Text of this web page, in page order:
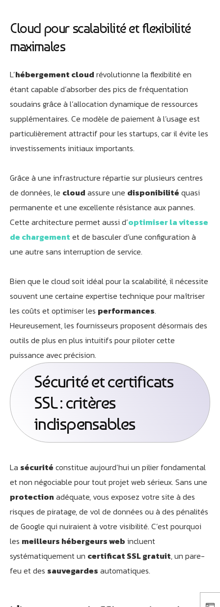
Cloud pour scalabilité et flexibilité
maximales
L’hébergement cloud révolutionne la flexibilité en
étant capable d’absorber des pics de fréquentation
soudains grâce à l’allocation dynamique de ressources
supplémentaires. Ce modèle de paiement à l’usage est
particulièrement attractif pour les startups, car il évite les
investissements initiaux importants.
Grâce à une infrastructure répartie sur plusieurs centres
de données, le cloud assure une disponibilité quasi
permanente et une excellente résistance aux pannes.
Cette architecture permet aussi d’optimiser la vitesse
de chargement et de basculer d’une configuration à
une autre sans interruption de service.
Bien que le cloud soit idéal pour la scalabilité, il nécessite
souvent une certaine expertise technique pour maîtriser
les coûts et optimiser les performances.
Heureusement, les fournisseurs proposent désormais des
outils de plus en plus intuitifs pour piloter cette
puissance avec précision.
Sécurité et certificats
SSL : critères
indispensables
La sécurité constitue aujourd’hui un pilier fondamental
et non négociable pour tout projet web sérieux. Sans une
protection adéquate, vous exposez votre site à des
risques de piratage, de vol de données ou à des pénalités
de Google qui nuiraient à votre visibilité. C’est pourquoi
les meilleurs hébergeurs web incluent
systématiquement un certificat SSL gratuit, un pare-
feu et des sauvegardes automatiques.